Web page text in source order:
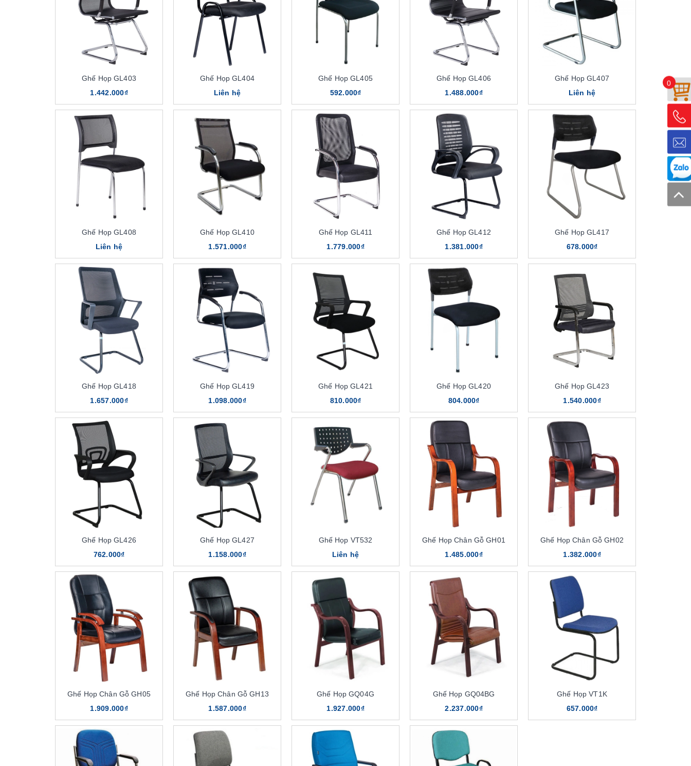
Ghế Họp GL403
1.442.000₫
Ghế Họp GL404
Liên hệ
Ghế Họp GL405
592.000₫
Ghế Họp GL406
1.488.000₫
Ghế Họp GL407
Liên hệ
Ghế Họp GL408
Liên hệ
Ghế Họp GL410
1.571.000₫
Ghế Họp GL411
1.779.000₫
Ghế Họp GL412
1.381.000₫
Ghế Họp GL417
678.000₫
Ghế Họp GL418
1.657.000₫
Ghế Họp GL419
1.098.000₫
Ghế Họp GL421
810.000₫
Ghế Họp GL420
804.000₫
Ghế Họp GL423
1.540.000₫
Ghế Họp GL426
762.000₫
Ghế Họp GL427
1.158.000₫
Ghế Họp VT532
Liên hệ
Ghế Họp Chân Gỗ GH01
1.485.000₫
Ghế Họp Chân Gỗ GH02
1.382.000₫
Ghế Họp Chân Gỗ GH05
1.909.000₫
Ghế Họp Chân Gỗ GH13
1.587.000₫
Ghế Họp GQ04G
1.927.000₫
Ghế Họp GQ04BG
2.237.000₫
Ghế Họp VT1K
657.000₫
0